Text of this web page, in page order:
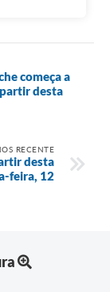
começa a
desta
RECENTE
desta
feira, 12